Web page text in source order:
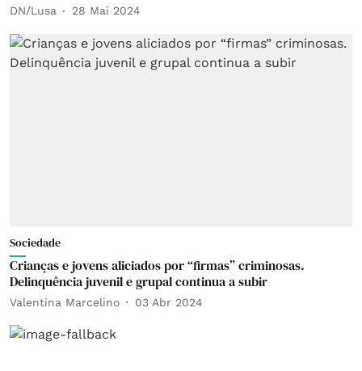
DN/Lusa 28 Mai 2024
Sociedade
Crianças e jovens aliciados por “firmas” criminosas.
Delinquência juvenil e grupal continua a subir
Valentina Marcelino 03 Abr 2024